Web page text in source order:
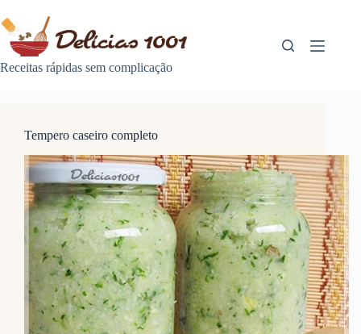
para
conteúdo
Receitas rápidas sem complicação
Tempero caseiro completo